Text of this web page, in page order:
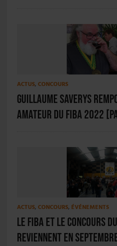
ACTUS, CONCOURS
Guillaume Saverys
amateur du FIBA 2022
ACTUS, CONCOURS, ÉVÉNEMENTS
Le FIBA et le Concours
reviennent en